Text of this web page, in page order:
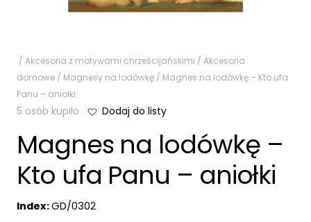
/ Akcesoria z motywami chrześcijańskimi / Akcesoria
domowe / Magnesy na lodówkę / Magnes na lodówkę – Kto ufa
Panu – aniołki
5 osób kupiło Dodaj do listy
Magnes na lodówkę –
Kto ufa Panu – aniołki
Index:GD/0302